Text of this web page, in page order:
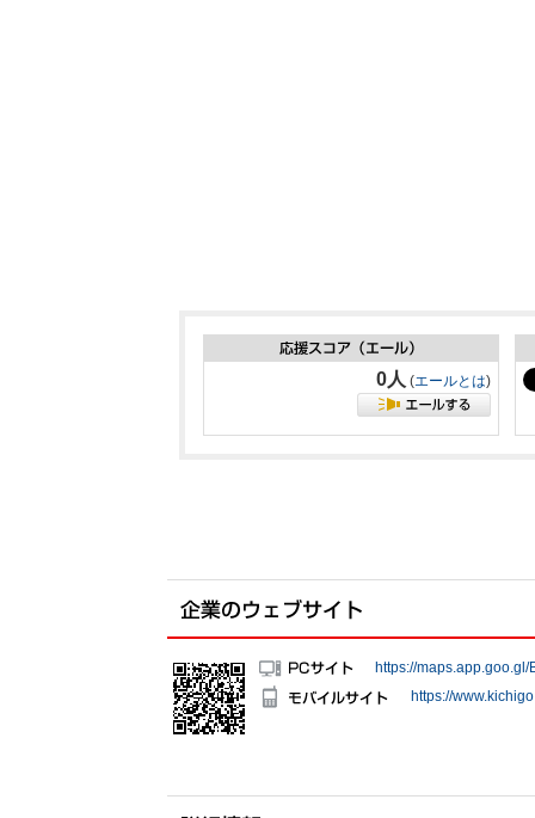
0人 (エールとは)
https://maps.app.goo.gl/
https://